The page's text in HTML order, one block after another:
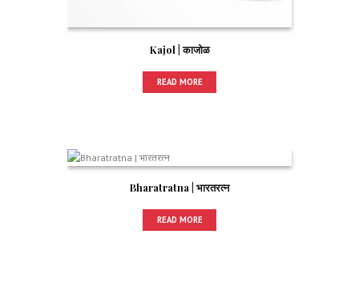
Kajol | काजोळ
READ MORE
Bharatratna | भारतरत्न
READ MORE